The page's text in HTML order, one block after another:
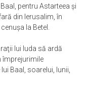
pentru Astarteea şi
din Ierusalim, în
la Betel.
lui Iuda să ardă
împrejurimile
Baal, soarelui, lunii,